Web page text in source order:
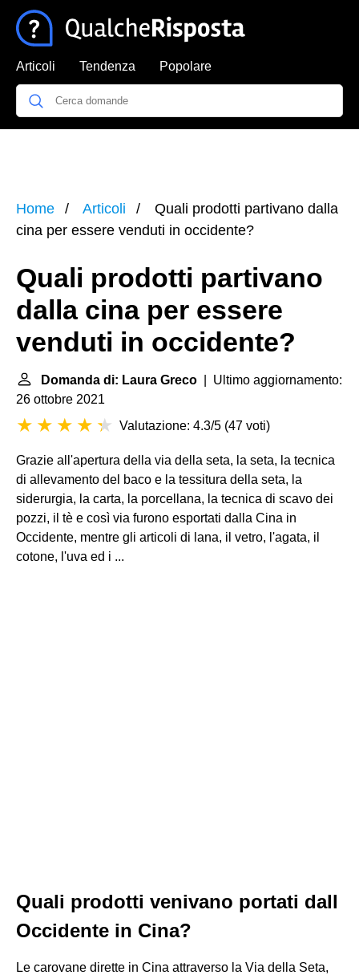
Articoli Tendenza Popolare
Home Articoli
Quali prodotti partivano dalla
cina per essere venduti in occidente?
Quali prodotti partivano
dalla cina per essere
venduti in occidente?
Domanda di: Laura Greco | Ultimo aggiornamento:
26 ottobre 2021
Valutazione: 4.3/5 (47 voti)
Grazie all'apertura della via della seta, la seta, la tecnica
di allevamento del baco e la tessitura della seta, la
siderurgia, la carta, la porcellana, la tecnica di scavo dei
pozzi, il tè e così via furono esportati dalla Cina in
Occidente, mentre gli articoli di lana, il vetro, l'agata, il
cotone, l'uva ed i ...
Quali prodotti venivano portati dall
Occidente in Cina?
Le carovane dirette in Cina attraverso la Via della Seta,